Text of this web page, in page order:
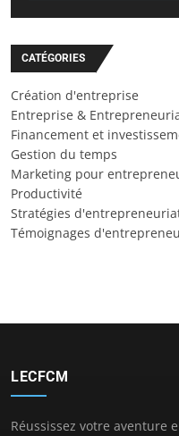
CATÉGORIES
Création d'entreprise
Entreprise &
Financement et
Gestion du temps
Marketing pour
Productivité
Stratégies
Témoignages
LECFCM
Réussissez votre aventure